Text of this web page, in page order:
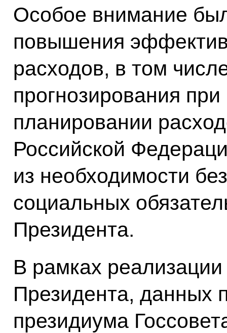
Особое внимание
повышения
расходов, в том
прогнозирования
планировании
Российской
из необходимости
социальных
Президента.
В рамках
Президента, данных
президиума